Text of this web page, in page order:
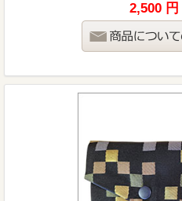
2,500 円